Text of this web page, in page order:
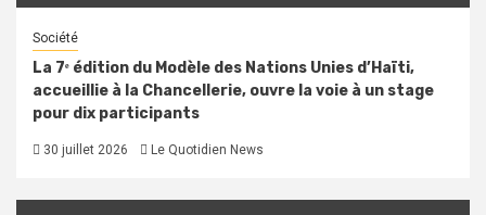
Société
La 7ᵉ édition du Modèle des Nations Unies d’Haïti,
accueillie à la Chancellerie, ouvre la voie à un stage
pour dix participants
30 juillet 2026 Le Quotidien News